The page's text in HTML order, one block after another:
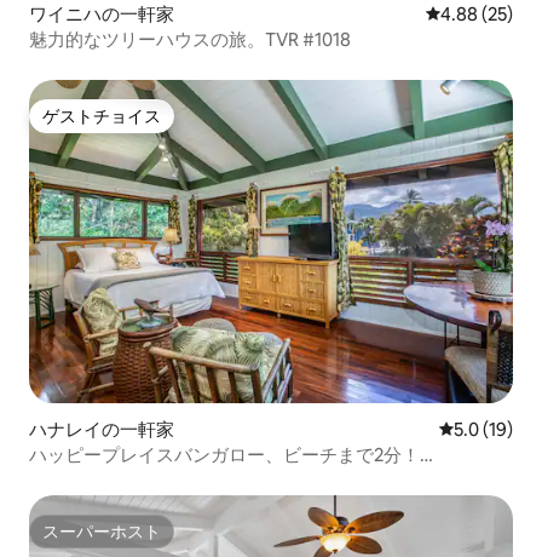
ワイニハの一軒家 レビュー25
4.88 (25)
魅力的なツリーハウスの旅。TVR #1018
ゲストチョイス
ゲストチョイス
ハナレイの一軒家 レビュー19
5.0 (19)
ハッピープレイスバンガロー、ビーチまで2分！
スーパーホスト
スーパーホスト